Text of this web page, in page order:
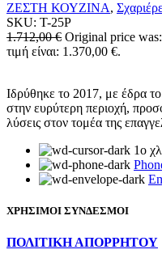
ΖΕΣΤΗ ΚΟΥΖΙΝΑ,
SKU: T-25P
1.712,00€ Original price
τιμή είναι: 1.370,00 €.
Ιδρύθηκε το 2017, με έδρα το
στην ευρύτερη περιοχή,
λύσεις στον τομέα της
1ο
ΧΡΗΣΙΜΟΙ ΣΥΝΔΕΣΜΟΙ
ΠΟΛΙΤΙΚΗ ΑΠΟΡΡΗΤΟΥ